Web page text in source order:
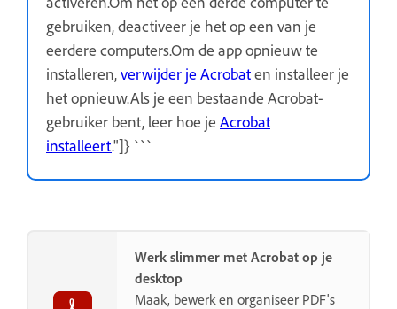
gebruiken, deactiveer je het op een van je
eerdere computers.Om de app opnieuw te
installeren,verwijder je Acrobaten installeer je
het opnieuw.Als je een bestaande Acrobat-
gebruiker bent, leer hoe je Acrobat
installeert."]} ```
Werk slimmer met Acrobat op je
desktop
Maak, bewerk en organiseer PDF's